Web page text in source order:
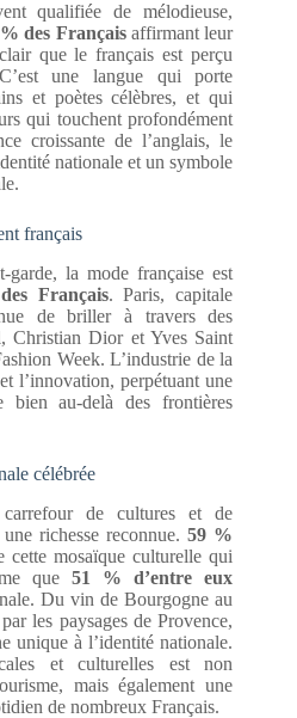
qualifiée de mélodieuse,
des Françaisaffirmant leur
que le français est perçu
une langue qui porte
et poètes célèbres, et qui
qui touchent profondément
croissante de l’anglais, le
nationale et un symbole
français
garde, la mode française est
Français. Paris, capitale
de briller à travers des
Christian Dior et Yves Saint
Week. L’industrie de la
l’innovation, perpétuant une
au-delà des frontières
célébrée
de cultures et de
richesse reconnue.59 %
cette mosaïque culturelle qui
que51 % d’entre eux
Du vin de Bourgogne au
les paysages de Provence,
unique à l’identité nationale.
et culturelles est non
mais également une
de nombreux Français.